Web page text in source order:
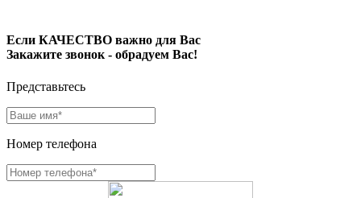
Если КАЧЕСТВО важно для Вас
Закажите звонок - обрадуем Вас!
Представьтесь
Номер телефона